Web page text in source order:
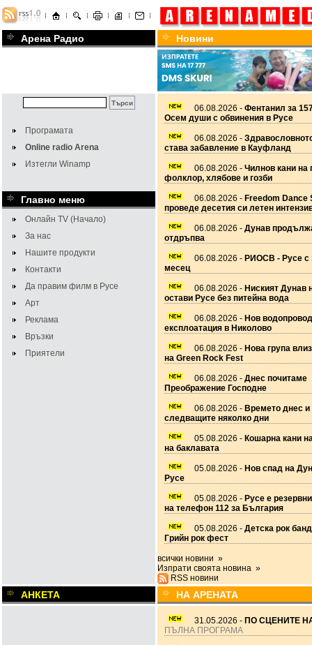
Арена Радио Новини
Програмата
Online radio Arena
Изтегли Winamp
Главно меню
Онлайн TV (Начало)
За нас
Нашите продукти
Контакти
Да правим филм в Русе
Арт
Реклама
Връзки
Приятели
06.08.2026 - Фентанил за
Осем души с обвинения в Русе
06.08.2026 -
става забавление в Кауфланд
06.08.2026 - Чилнов кани на
фолклор, хлябове и гозби
06.08.2026 - Freedom Dance
проведе десетия си летен
06.08.2026 - Дунав
отдръпва
06.08.2026 - РИОСВ - Русе с
месец
06.08.2026 - Ниският Дунав
остави Русе без питейна вода
06.08.2026 - Нов
експлоатация в Николово
06.08.2026 - Нова група
на Green Rock Fest
06.08.2026 - Днес почитаме
Преображение Господне
06.08.2026 - Времето днес и
следващите няколко дни
05.08.2026 - Кошарна кани
на баклавата
05.08.2026 - Нов спад на
Русе
05.08.2026 - Русе е
на телефон 112 за България
05.08.2026 - Детска рок
Грийн рок фест
всички новини »
Изпрати своята новина »
RSS новини
АНКЕТА НА АРЕНАТА
31.05.2026 - ПО СЦЕНИТЕ
ПЪЛНА ПРОГРАМА